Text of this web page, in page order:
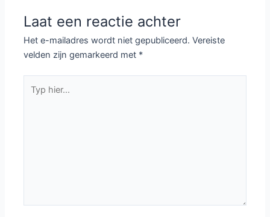
Laat een reactie achter
Het e-mailadres wordt niet gepubliceerd. Vereiste
velden zijn gemarkeerd met *
hier...